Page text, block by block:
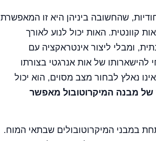
שהחשובה ביניהן היא זו המאפשרת
קוונטית. האות יכול לנוע לאורך
ומבלי ליצור אינטראקציה עם
להישארותו של אות אנרגטי בצורתו
נאלץ לבחור מצב מסוים, הוא יכול
של מבנה המיקרוטובול מאפשר
במבני המיקרוטובולים שבתאי המוח.